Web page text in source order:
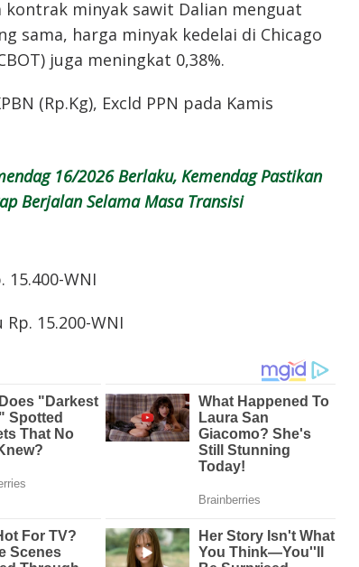
kontrak minyak sawit Dalian menguat
sama, harga minyak kedelai di Chicago
juga meningkat 0,38%.
(Rp.Kg), Excld PPN pada Kamis
16/2026 Berlaku, Kemendag Pastikan
Berjalan Selama Masa Transisi
15.400-WNI
15.200-WNI